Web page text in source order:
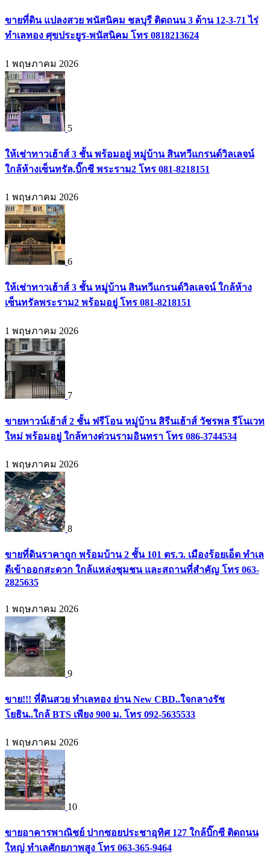
ขายที่ดิน แปลงสวย พนัสนิคม ชลบุรี ติดถนน 3 ด้าน 12-3-71 ไร่
ทำเลทอง ศุขประยูร-พนัสนิคม โทร 0818213624
1 พฤษภาคม 2026
5
ให้เช่าทาวเฮ้าส์ 3 ชั้น พร้อมอยู่ หมู่บ้าน สินทวีแกรนด์วิลเลจน์
ใกล้ห้างเซ็นทรัล,บิ๊กซี พระราม2 โทร 081-8218151
1 พฤษภาคม 2026
6
ให้เช่าทาวเฮ้าส์ 3 ชั้น หมู่บ้าน สินทวีแกรนด์วิลเลจน์ ใกล้ห้าง
เซ็นทรัลพระราม2 พร้อมอยู่ โทร 081-8218151
1 พฤษภาคม 2026
7
ขายทาวน์เฮ้าส์ 2 ชั้น ฟรีโอน หมู่บ้าน สิรีนเฮ้าส์ วัชรพล รีโนเวท
ใหม่ พร้อมอยู่ ใกล้ทางด่วนรามอินทรา โทร 086-3744534
1 พฤษภาคม 2026
8
ขายที่ดินราคาถูก พร้อมบ้าน 2 ชั้น 101 ตร.ว. เมืองร้อยเอ็ด ทำเล
ดีเข้าออกสะดวก ใกล้แหล่งชุมชน และสถานที่สำคัญ โทร 063-
2825635
1 พฤษภาคม 2026
9
ขาย!!! ที่ดินสวย ทำเลทอง ย่าน New CBD..ใจกลางรัช
โยธิน..ใกล้ BTS เพียง 900 ม. โทร 092-5635533
1 พฤษภาคม 2026
10
ขายอาคารพาณิชย์ ปากซอยประชาอุทิศ 127 ใกล้บิ๊กซี ติดถนน
ใหญ่ ทำเลศักยภาพสูง โทร 063-365-9464